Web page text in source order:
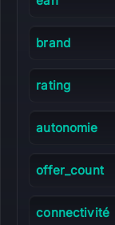
brand
rating
autonomie
offer_count
connectivité